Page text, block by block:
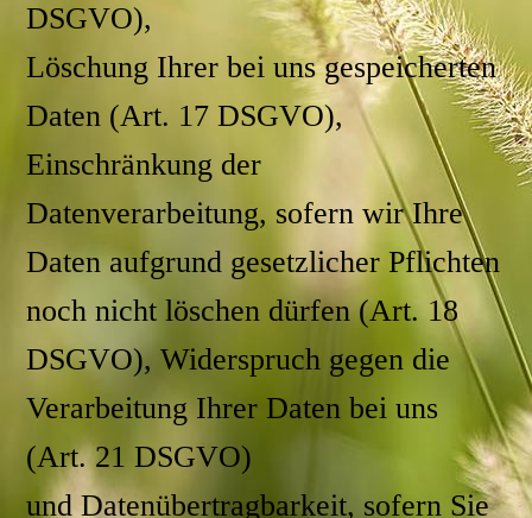
DSGVO),
Löschung Ihrer bei uns gespeicherten
Daten (Art. 17 DSGVO),
Einschränkung der
Datenverarbeitung, sofern wir Ihre
Daten aufgrund gesetzlicher Pflichten
noch nicht löschen dürfen (Art. 18
DSGVO),Widerspruch gegen die
Verarbeitung Ihrer Daten bei uns
(Art. 21 DSGVO)
undDatenübertragbarkeit, sofern Sie